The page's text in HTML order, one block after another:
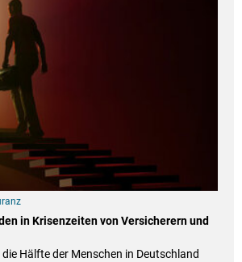
in Krisenzeiten von Versicherern und
Hälfte der Menschen in Deutschland